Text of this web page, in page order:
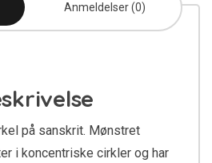
Anmeldelser (0)
på sanskrit. Mønstret
i koncentriske cirkler og har